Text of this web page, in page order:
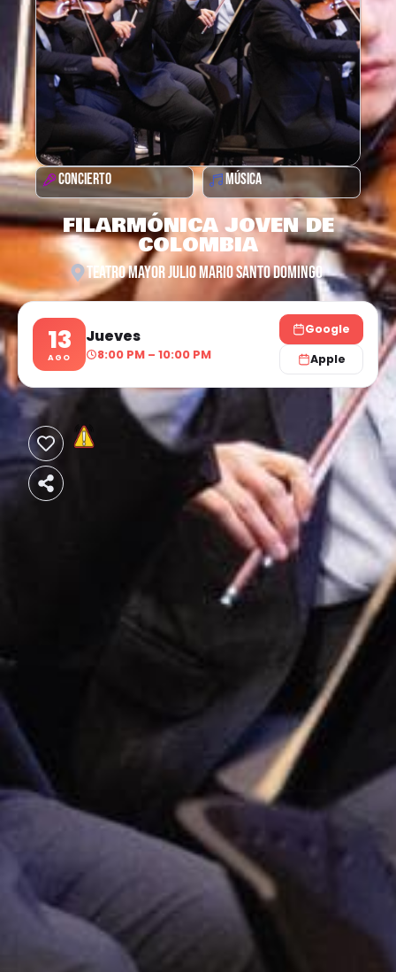
CONCIERTO MÚSICA
FILARMÓNICA JOVEN DE
COLOMBIA
TEATRO MAYOR JULIO MARIO SANTO DOMINGO
13
AGO
Jueves
8:00 PM – 10:00 PM
Google
Apple